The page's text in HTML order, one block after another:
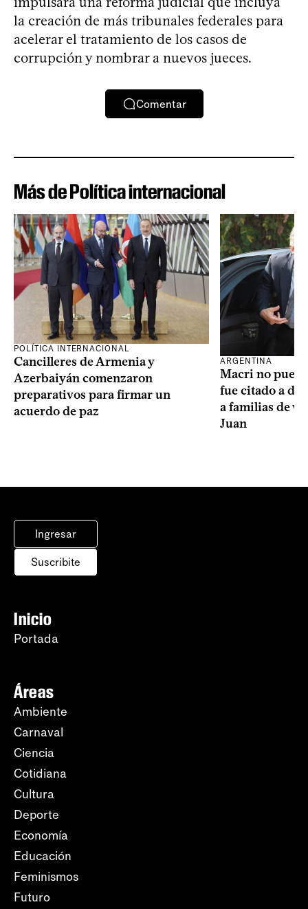
la creación de más tribunales federales para
acelerar el tratamiento de los casos de
corrupción y nombrar a nuevos jueces.
Comentar
Más de Política internacional
POLÍTICA INTERNACIONAL
Cancilleres de Armenia y
Azerbaiyán comenzaron
preparativos para firmar un
acuerdo de paz
ARGENTINA
Macri no
fue citado a
a familias de
Juan
Ingresar
Suscribite
Inicio
Portada
Áreas
Ambiente
Carnaval
Ciencia
Cotidiana
Cultura
Deporte
Economía
Educación
Feminismos
Futuro